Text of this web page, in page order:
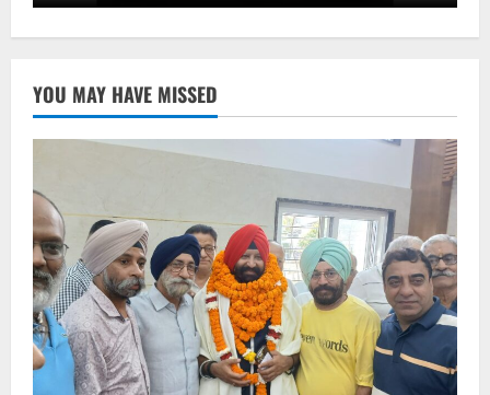
YOU MAY HAVE MISSED